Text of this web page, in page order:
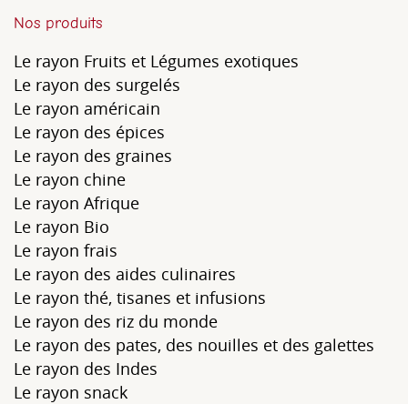
Nos produits
Le rayon Fruits et Légumes exotiques
Le rayon des surgelés
Le rayon américain
Le rayon des épices
Le rayon des graines
Le rayon chine
Le rayon Afrique
Le rayon Bio
Le rayon frais
Le rayon des aides culinaires
Le rayon thé, tisanes et infusions
Le rayon des riz du monde
Le rayon des pates, des nouilles et des galettes
Le rayon des Indes
Le rayon snack